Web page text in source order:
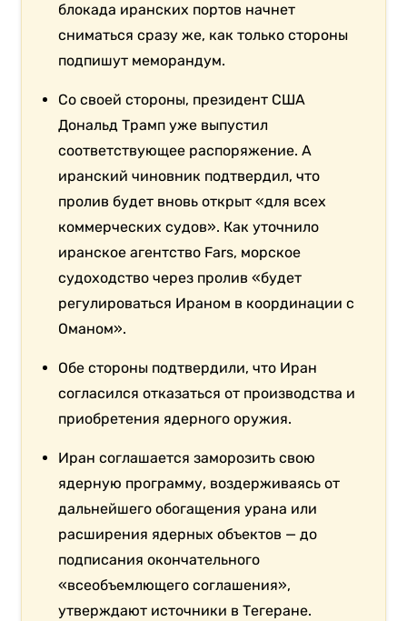
блокада иранских портов начнет
сниматься сразу же, как только стороны
подпишут меморандум.
Со своей стороны, президент США
Дональд Трамп уже выпустил
соответствующее распоряжение. А
иранский чиновник подтвердил, что
пролив будет вновь открыт «для всех
коммерческих судов». Как уточнило
иранское агентство Fars, морское
судоходство через пролив «будет
регулироваться Ираном в координации с
Оманом».
Обе стороны подтвердили, что Иран
согласился отказаться от производства и
приобретения ядерного оружия.
Иран соглашается заморозить свою
ядерную программу, воздерживаясь от
дальнейшего обогащения урана или
расширения ядерных объектов — до
подписания окончательного
«всеобъемлющего соглашения»,
утверждают источники в Тегеране.